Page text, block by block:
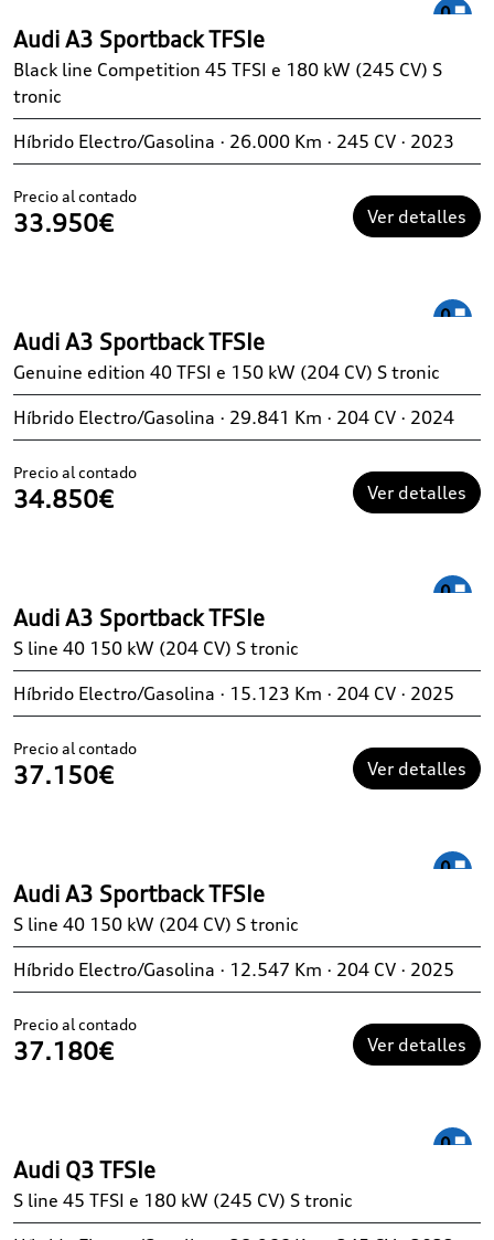
Audi A3 Sportback TFSIe
Black line Competition 45 TFSI e 180 kW (245 CV) S
tronic
Híbrido Electro/Gasolina · 26.000 Km · 245 CV · 2023
Precio al contado
33.950€ Ver detalles
Audi A3 Sportback TFSIe
Genuine edition 40 TFSI e 150 kW (204 CV) S tronic
Híbrido Electro/Gasolina · 29.841 Km · 204 CV · 2024
Precio al contado
34.850€ Ver detalles
Audi A3 Sportback TFSIe
S line 40 150 kW (204 CV) S tronic
Híbrido Electro/Gasolina · 15.123 Km · 204 CV · 2025
Precio al contado
37.150€ Ver detalles
Audi A3 Sportback TFSIe
S line 40 150 kW (204 CV) S tronic
Híbrido Electro/Gasolina · 12.547 Km · 204 CV · 2025
Precio al contado
37.180€ Ver detalles
Audi Q3 TFSIe
S line 45 TFSI e 180 kW (245 CV) S tronic